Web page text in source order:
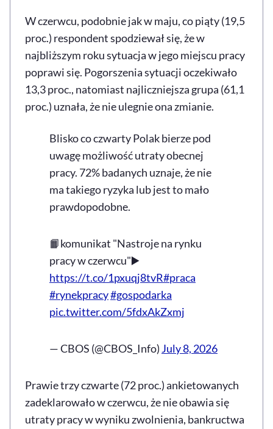
W czerwcu, podobnie jak w maju, co piąty (19,5
proc.) respondent spodziewał się, że w
najbliższym roku sytuacja w jego miejscu pracy
poprawi się. Pogorszenia sytuacji oczekiwało
13,3 proc., natomiast najliczniejsza grupa (61,1
proc.) uznała, że nie ulegnie ona zmianie.
Blisko co czwarty Polak bierze pod
uwagę możliwość utraty obecnej
pracy. 72% badanych uznaje, że nie
ma takiego ryzyka lub jest to mało
prawdopodobne.
📙komunikat "Nastroje na rynku
pracy w czerwcu"▶️
https://t.co/1pxuqj8tvR#praca
#rynekpracy#gospodarka
pic.twitter.com/5fdxAkZxmj
— CBOS (@CBOS_Info) July 8, 2026
Prawie trzy czwarte (72 proc.) ankietowanych
zadeklarowało w czerwcu, że nie obawia się
utraty pracy w wyniku zwolnienia, bankructwa